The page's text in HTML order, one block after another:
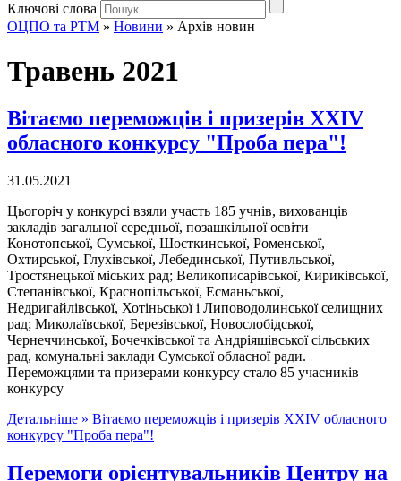
Ключові слова
ОЦПО та РТМ » Новини » Архів новин
Травень 2021
Вітаємо переможців і призерів ХХІV
обласного конкурсу "Проба пера"!
31.05.2021
Цьогоріч у конкурсі взяли участь 185 учнів, вихованців
закладів загальної середньої, позашкільної освіти
Конотопської, Сумської, Шосткинської, Роменської,
Охтирської, Глухівської, Лебединської, Путивльської,
Тростянецької міських рад; Великописарівської, Кириківської,
Степанівської, Краснопільської, Есманьської,
Недригайлівської, Хотіньської і Липоводолинської селищних
рад; Миколаївської, Березівської, Новослобідської,
Чернеччинської, Бочечківської та Андріяшівської сільських
рад, комунальні заклади Сумської обласної ради.
Переможцями та призерами конкурсу стало 85 учасників
конкурсу
Детальніше » Вітаємо переможців і призерів ХХІV обласного
конкурсу "Проба пера"!
Перемоги орієнтувальників Центру на